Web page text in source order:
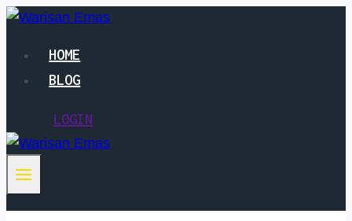
Skip
contentHOME
BLOG
LOGIN